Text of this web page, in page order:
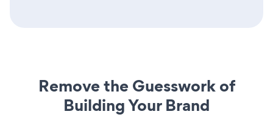
Remove the Guesswork of
Building Your Brand